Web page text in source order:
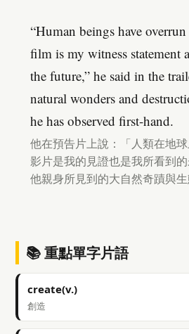
“Human beings have
film is my witness statement
the future,” he said in the
natural wonders and
he has observed first-hand.
他在預告片上說：「人類在地
影片是我的見證也是我所看到
他親身所見到的大自然奇蹟與生
📚 重點單字片語
create(v.)
創造